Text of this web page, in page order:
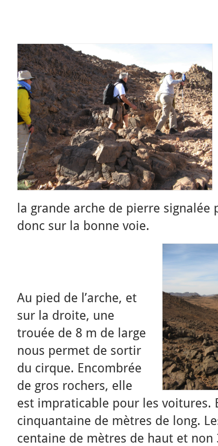
la grande arche de pierre
donc sur la bonne voie.
Au pied de l’arche, et
sur la droite, une
trouée de 8 m de large
nous permet de sortir
du cirque. Encombrée
de gros rochers, elle
est impraticable pour les voitures.
cinquantaine de mètres de long.
centaine de mètres de haut et non